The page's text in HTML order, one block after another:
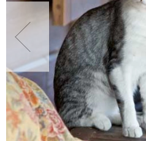
NATURALNA